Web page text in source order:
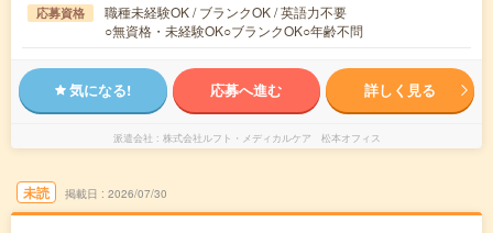
応募資格
職種未経験OK / ブランクOK / 英語力不要
○無資格・未経験OK○ブランクOK○年齢不問
気になる! 応募へ進む 詳しく見る
派遣会社 株式会社ルフト・メディカルケア 松本オフィス
未読 掲載日 2026/07/30